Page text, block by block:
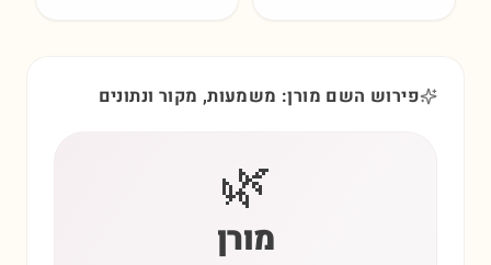
פירוש השם מורן: משמעות, מקור ונתונים
🌿
מורן